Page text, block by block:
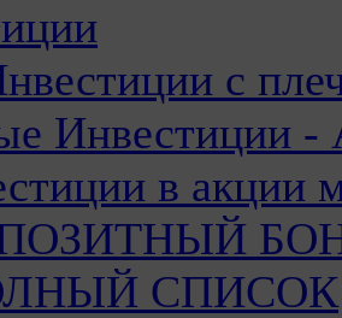
с
Инвестиции -
в акции
СПИСОК